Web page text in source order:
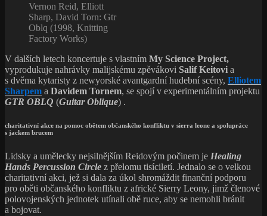
Vernon Reid, Elliott
Sharp, David Torn: Gtr
Oblq (1998, Knitting
Factory Works)
V dalších letech koncertuje s vlastním My Science Project,
vyprodukuje nahrávky malijskému zpěvákovi Salif Keitovi a
s dvěma kytaristy z newyorské avantgardní hudební scény, Elliotem
Sharpem a Davidem Tornem, se spojí v experimentálním projektu
GTR OBLQ (Guitar Oblique) .
charitativní akce na pomoc obětem občanského konfliktu v sierra leone a spolupráce
s jackem brucem
Lidsky a umělecky nejsilnějším Reidovým počinem je Healing
Hands Percussion Circle z přelomu tisíciletí. Jednalo se o velkou
charitativní akci, jež si dala za úkol shromáždit finanční podporu
pro oběti občanského konfliktu z africké Sierry Leony, jimž členové
polovojenských jednotek utínali obě ruce, aby se nemohli bránit
a bojovat.